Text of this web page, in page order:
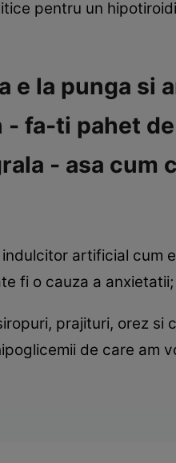
pentru un
e la punga si
fa-ti pahet
- asa cum
artificial cum
fi o cauza a anxietatii;
prajituri, orez si
de care am